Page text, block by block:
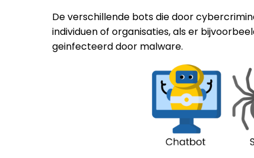
De verschillende bots die door
individuen of organisaties, als er
geinfecteerd door malware.